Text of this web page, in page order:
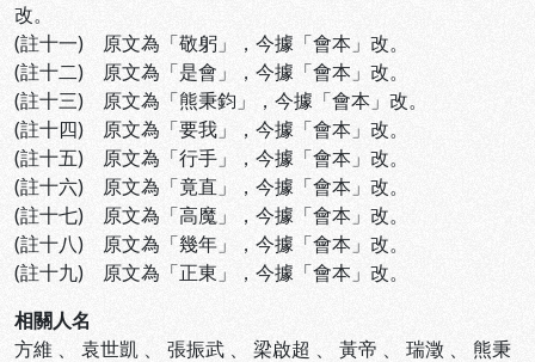
改。
(註十一) 原文為「敬躬」，今據「會本」改。
(註十二) 原文為「是會」，今據「會本」改。
(註十三) 原文為「熊秉鈞」，今據「會本」改。
(註十四) 原文為「要我」，今據「會本」改。
(註十五) 原文為「行手」，今據「會本」改。
(註十六) 原文為「竟直」，今據「會本」改。
(註十七) 原文為「高魔」，今據「會本」改。
(註十八) 原文為「幾年」，今據「會本」改。
(註十九) 原文為「正東」，今據「會本」改。
相關人名
方維 、 袁世凱 、 張振武 、 梁啟超 、 黃帝 、 瑞澂 、 熊秉